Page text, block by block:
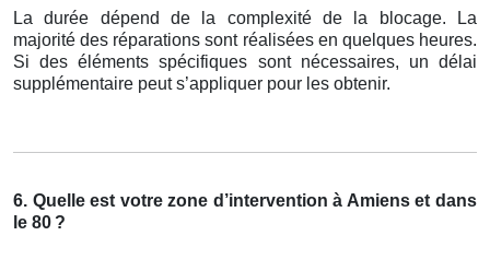
La durée dépend de la complexité de la blocage. La
majorité des réparations sont réalisées en quelques heures.
Si des éléments spécifiques sont nécessaires, un délai
supplémentaire peut s’appliquer pour les obtenir.
6. Quelle est votre zone d’intervention à Amiens et dans
le 80 ?